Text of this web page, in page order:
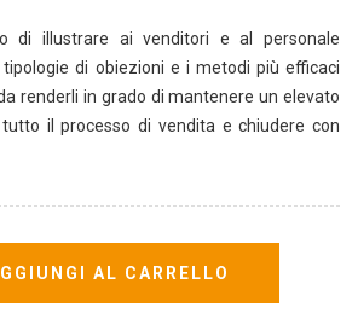
di illustrare ai venditori e al personale
di obiezioni e i metodi più efficaci
renderli in grado di mantenere un elevato
il processo di vendita e chiudere con
AL CARRELLO